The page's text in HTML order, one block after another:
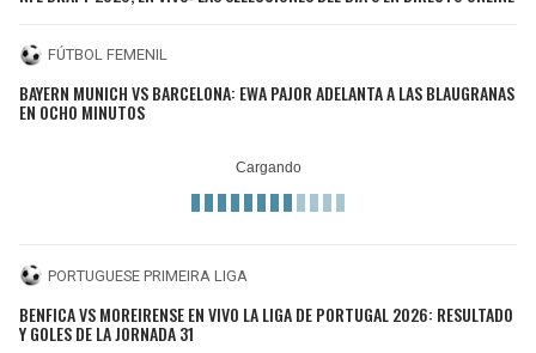
FÚTBOL FEMENIL
BAYERN MUNICH VS BARCELONA: EWA PAJOR ADELANTA A LAS BLAUGRANAS
EN OCHO MINUTOS
PORTUGUESE PRIMEIRA LIGA
BENFICA VS MOREIRENSE EN VIVO LA LIGA DE PORTUGAL 2026: RESULTADO
Y GOLES DE LA JORNADA 31